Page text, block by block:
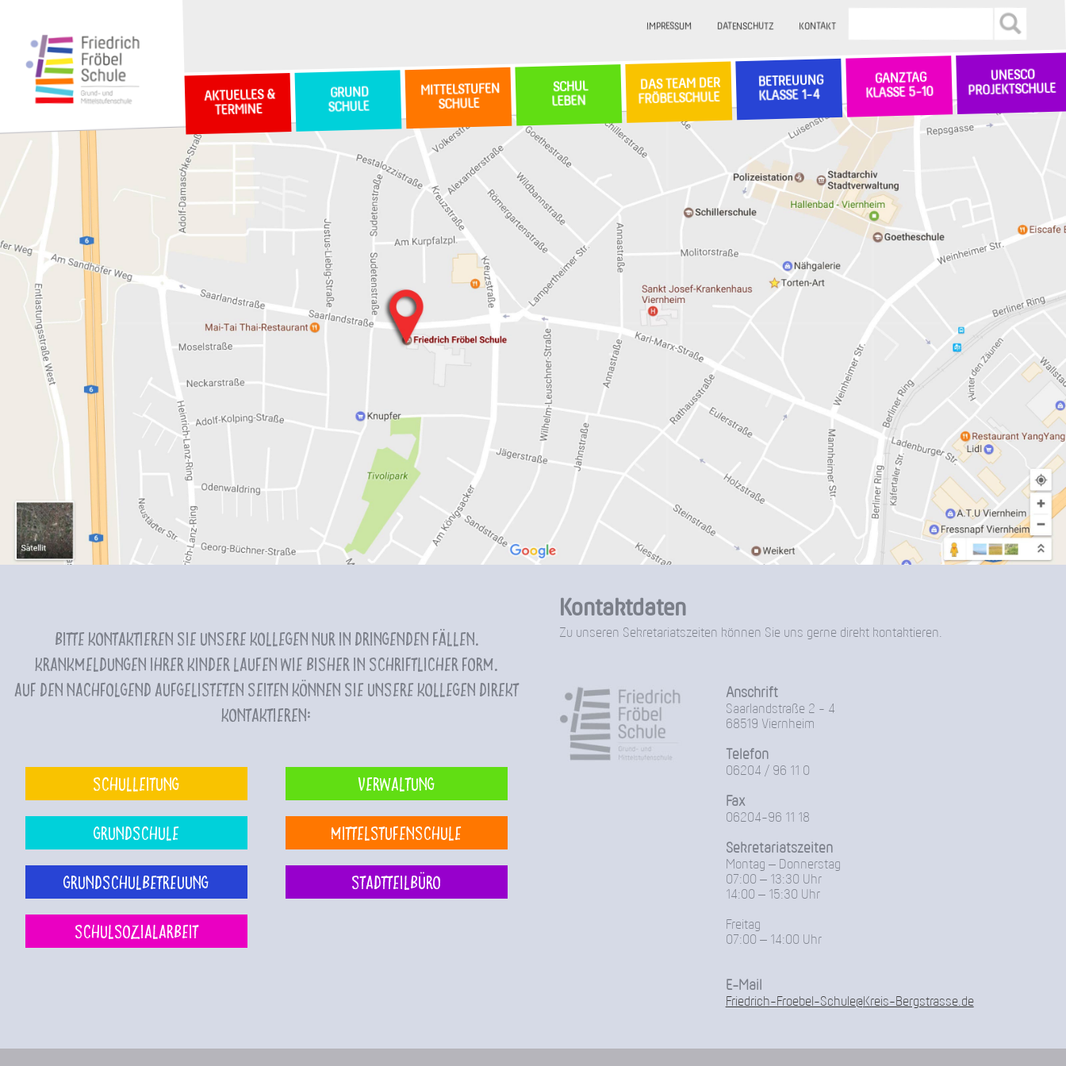
IMPRESSUM DATENSCHUTZ KONTAKT
AKTUELLES &
TERMINE
GRUND
SCHULE
MITTELSTUFEN
SCHULE
SCHUL
LEBEN
DAS TEAM DER
FRÖBELSCHULE
BETREUUNG
KLASSE 1-4
GANZTAG
KLASSE 5-10
UNESCO
PROJEKTSCHULE
Bitte kontaktieren Sie unsere Kollegen nur in dringenden Fällen.
Krankmeldungen Ihrer Kinder laufen wie bisher in schriftlicher Form.
Auf den nachfolgend aufgelisteten Seiten können Sie unsere Kollegen direkt
kontaktieren:
Schulleitung Verwaltung
Grundschule Mittelstufenschule
Grundschulbetreuung Stadtteilbüro
Schulsozialarbeit
Kontaktdaten
Zu unseren Sekretariatszeiten können Sie uns gerne direkt kontaktieren.
Anschrift
Saarlandstraße 2 - 4
68519 Viernheim
Telefon
06204 / 96 11 0
Fax
06204-96 11 18
Sekretariatszeiten
Montag – Donnerstag
07:00 – 13:30 Uhr
14:00 – 15:30 Uhr
Freitag
07:00 – 14:00 Uhr
E-Mail
Friedrich-Froebel-Schule@Kreis-Bergstrasse.de